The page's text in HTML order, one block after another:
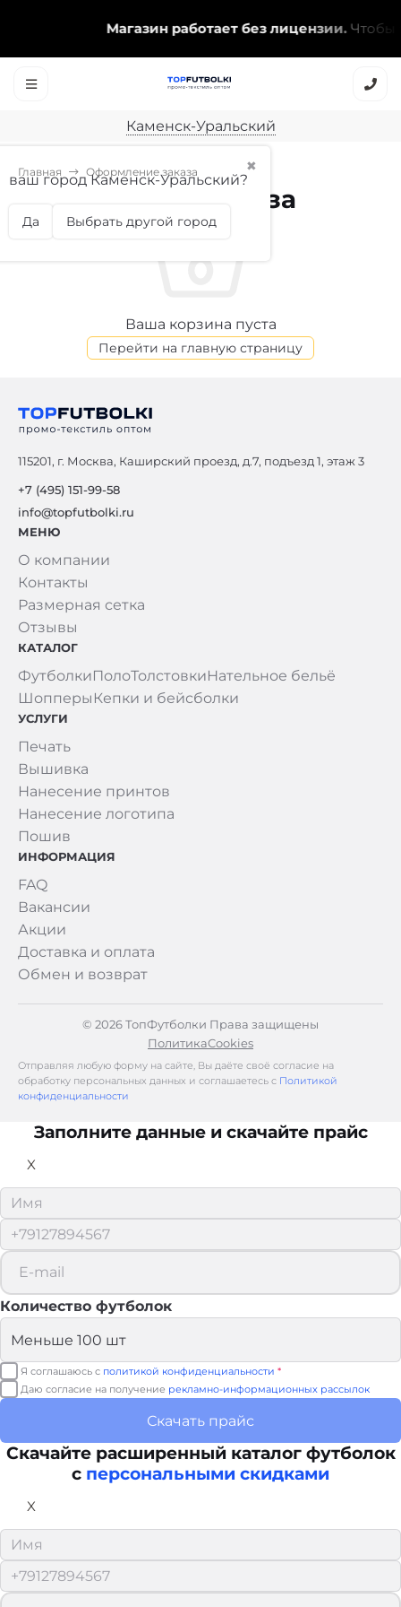
Магазин работает без лицензии.Чтобы
Каменск-Уральский
✖
ваш город Каменск-Уральский?
Да Выбрать другой город
Главная Оформление заказа
Оформление заказа
Ваша корзина пуста
Перейти на главную страницу
115201, г. Москва, Каширский проезд, д.7, подъезд 1, этаж 3
+7 (495) 151-99-58
info@topfutbolki.ru
МЕНЮ
О компании
Контакты
Размерная сетка
Отзывы
КАТАЛОГ
ФутболкиПолоТолстовкиНательное бельё
Шопперы Кепки и бейсболки
УСЛУГИ
Печать
Вышивка
Нанесение принтов
Нанесение логотипа
Пошив
ИНФОРМАЦИЯ
FAQ
Вакансии
Акции
Доставка и оплата
Обмен и возврат
© 2026 ТопФутболки Права защищены
ПолитикаCookies
Отправляя любую форму на сайте, Вы даёте своё согласие на
обработку персональных данных и соглашаетесь с Политикой
конфиденциальности
Заполните данные и скачайте прайс
X
Количество футболок
Я соглашаюсь с политикой конфиденциальности *
Даю согласие на получение рекламно-информационных рассылок
Скачать прайс
Скачайте расширенный каталог футболок
с персональными скидками
X